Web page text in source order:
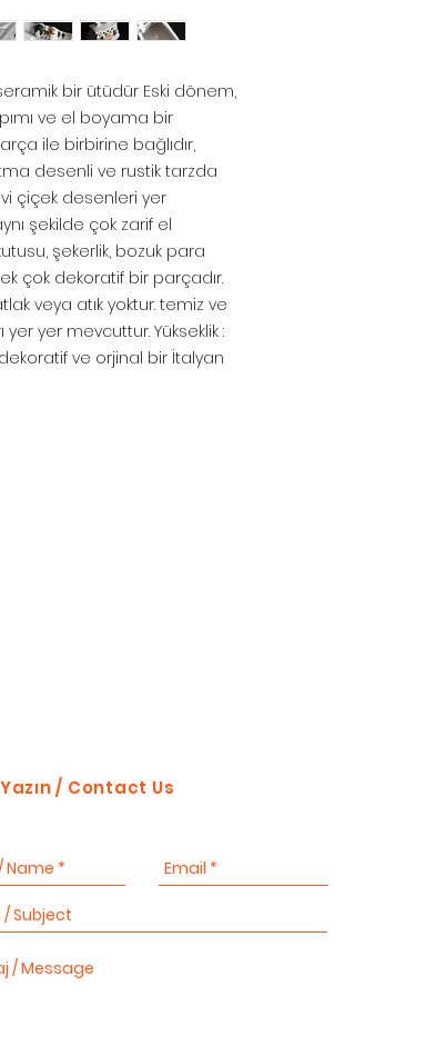
bir ütüdür Eski dönem,
ve el boyama bir
ile birbirine bağlıdır,
desenli ve rustik tarzda
çiçek desenleri yer
şekilde çok zarif el
şekerlik, bozuk para
çok dekoratif bir parçadır.
veya atık yoktur. temiz ve
yer yer mevcuttur. Yükseklik :
dekoratif ve orjinal bir İtalyan
/ Contact Us